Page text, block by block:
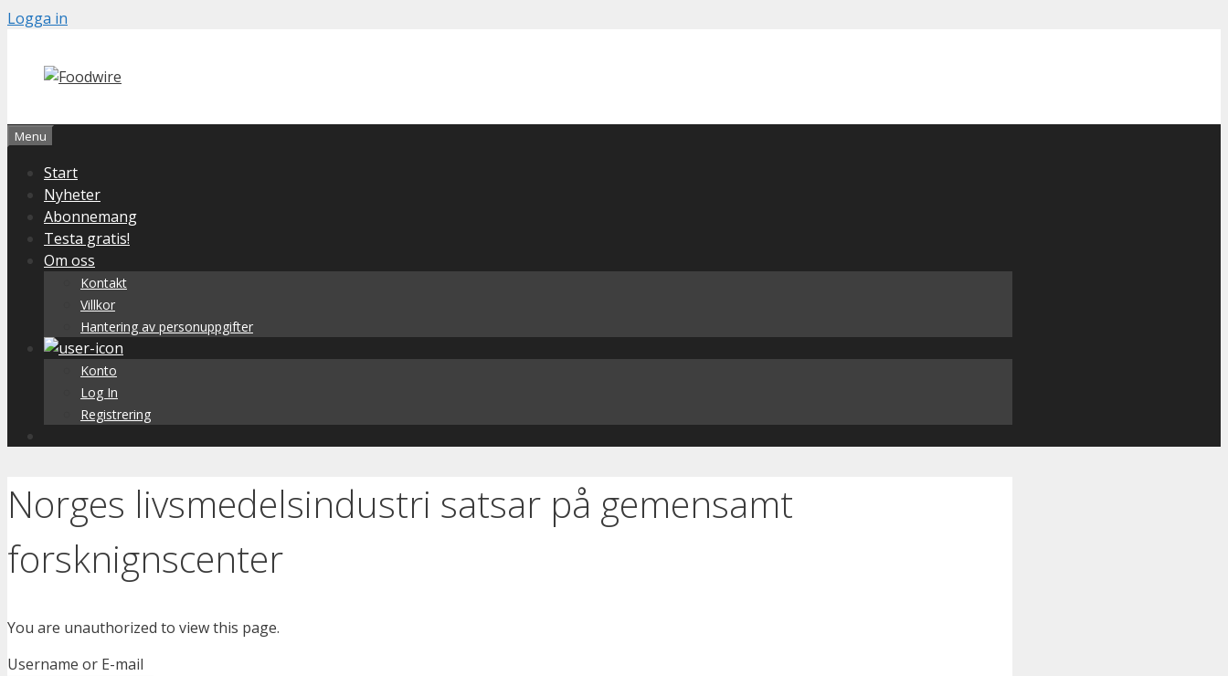
Skip
content
Logga in
Menu
Start
Nyheter
Abonnemang
Testa gratis!
Om oss
Kontakt
Villkor
Hantering av personuppgifter
Konto
Log In
Registrering
Norges livsmedelsindustri satsar på gemensamt
forsknignscenter
You are unauthorized to view this page.
Username or E-mail